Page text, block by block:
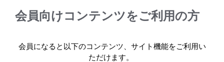
会員向けコンテンツをご利用の方
会員になると以下のコンテンツ、サイト機能をご利用い
ただけます。